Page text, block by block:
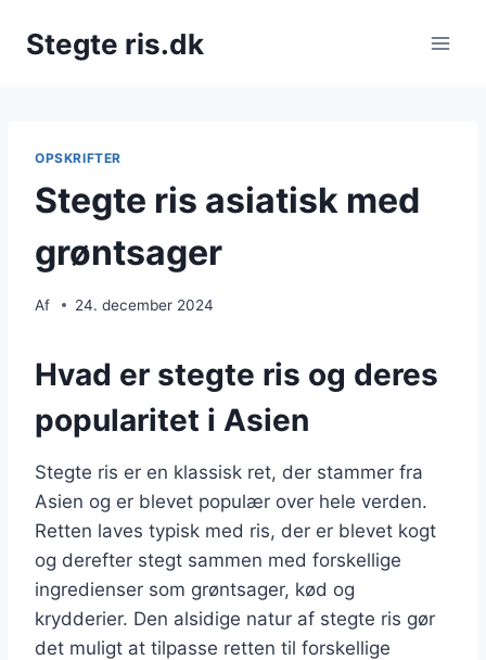
Stegte ris.dk
OPSKRIFTER
Stegte ris asiatisk med
grøntsager
Af 24. december 2024
Hvad er stegte ris og deres
popularitet i Asien
Stegte ris er en klassisk ret, der stammer fra
Asien og er blevet populær over hele verden.
Retten laves typisk med ris, der er blevet kogt
og derefter stegt sammen med forskellige
ingredienser som grøntsager, kød og
krydderier. Den alsidige natur af stegte ris gør
det muligt at tilpasse retten til forskellige